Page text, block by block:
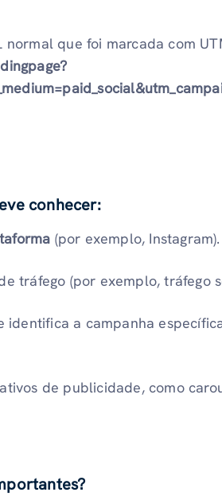
normal que foi marcada com
conhecer:
(por exemplo, Instagram).
tráfego (por exemplo, tráfego
identifica a campanha
de publicidade, como